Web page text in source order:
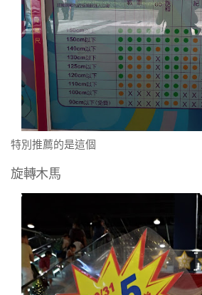
特別推薦的是這個
旋轉木馬